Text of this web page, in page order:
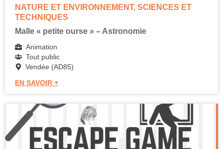
NATURE ET ENVIRONNEMENT, SCIENCES ET
TECHNIQUES
Malle « petite ourse » – Astronomie
Animation
Tout public
Vendée (AD85)
EN SAVOIR +